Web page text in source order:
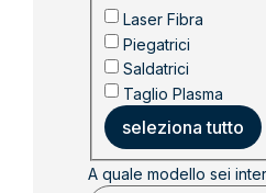
Laser Fibra
Piegatrici
Saldatrici
Taglio Plasma
seleziona tutto
A quale modello sei